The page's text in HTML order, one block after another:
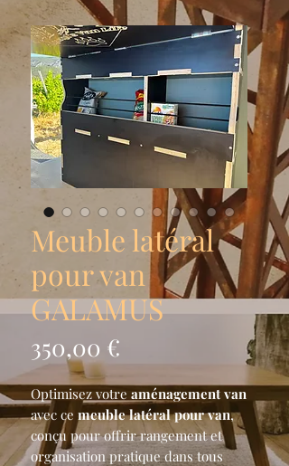
Meuble latéral
pour van
GALAMUS
350,00 €
Optimisez votre aménagement van
avec ce meuble latéral pour van,
conçu pour offrir rangement et
organisation pratique dans tous